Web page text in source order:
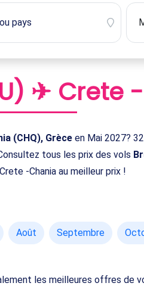
✈ Crete
(CHQ), Grèceen Mai 2027?
tous les prix des vols
-Chania au meilleur prix !
Août Septembre
les meilleures offres de